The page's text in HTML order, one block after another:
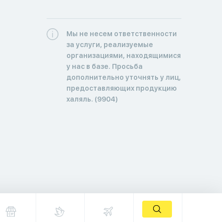
Мы не несем ответственности
за услуги, реализуемые
организациями, находящимися
у нас в базе. Просьба
дополнительно уточнять у лиц,
предоставляющих продукцию
халяль. (9904)